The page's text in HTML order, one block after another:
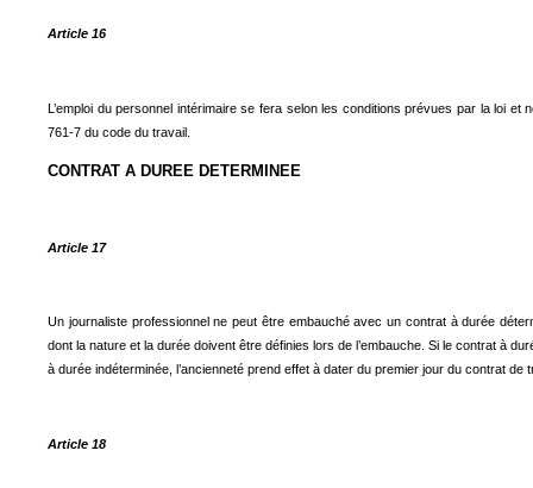
Article 16
L’emploi du personnel intérimaire se fera selon les conditions prévues par la loi et
761-7 du code du travail.
CONTRAT A DUREE DETERMINEE
Article 17
Un journaliste professionnel ne peut être embauché avec un contrat à durée
dont la nature et la durée doivent être définies lors de l’embauche. Si le contrat à
à durée indéterminée, l’ancienneté prend effet à dater du premier jour du contrat de
Article 18